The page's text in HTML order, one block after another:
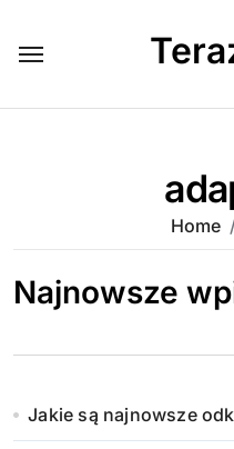
content
Home
Najnowsze
Jakie są najnowsze